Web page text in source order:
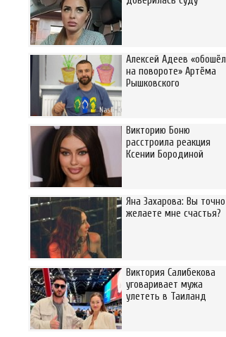
Алексей Адеев «обошёл
на повороте» Артёма
Рышковского
Викторию Боню
расстроила реакция
Ксении Бородиной
Яна Захарова: Вы точно
желаете мне счастья?
Виктория Салибекова
уговаривает мужа
улететь в Таиланд